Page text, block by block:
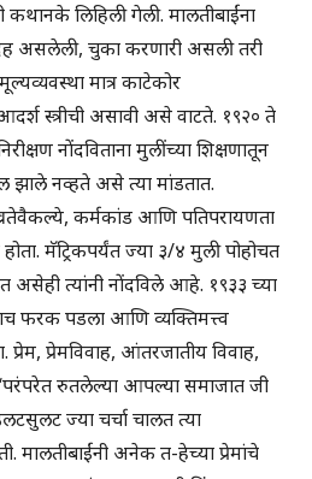
कथानके लिहिली गेली. मालतीबाईंना
असलेली, चुका करणारी असली तरी
मात्र काटेकोर
स्त्रीची असावी असे वाटते. १९२० ते
नोंदविताना मुलींच्या शिक्षणातून
नव्हते असे त्या मांडतात.
कर्मकांड आणि पतिपरायणता
मॅट्रिकपर्यंत ज्या ३/४ मुली पोहोचत
असेही त्यांनी नोंदविले आहे. १९३३ च्या
फरक पडला आणि व्यक्तिमत्त्व
प्रेमविवाह, आंतरजातीय विवाह,
‘परंपरेत रुतलेल्या आपल्या समाजात जी
ज्या चर्चा चालत त्या
मालतीबाईंनी अनेक त-हेच्या प्रेमांचे